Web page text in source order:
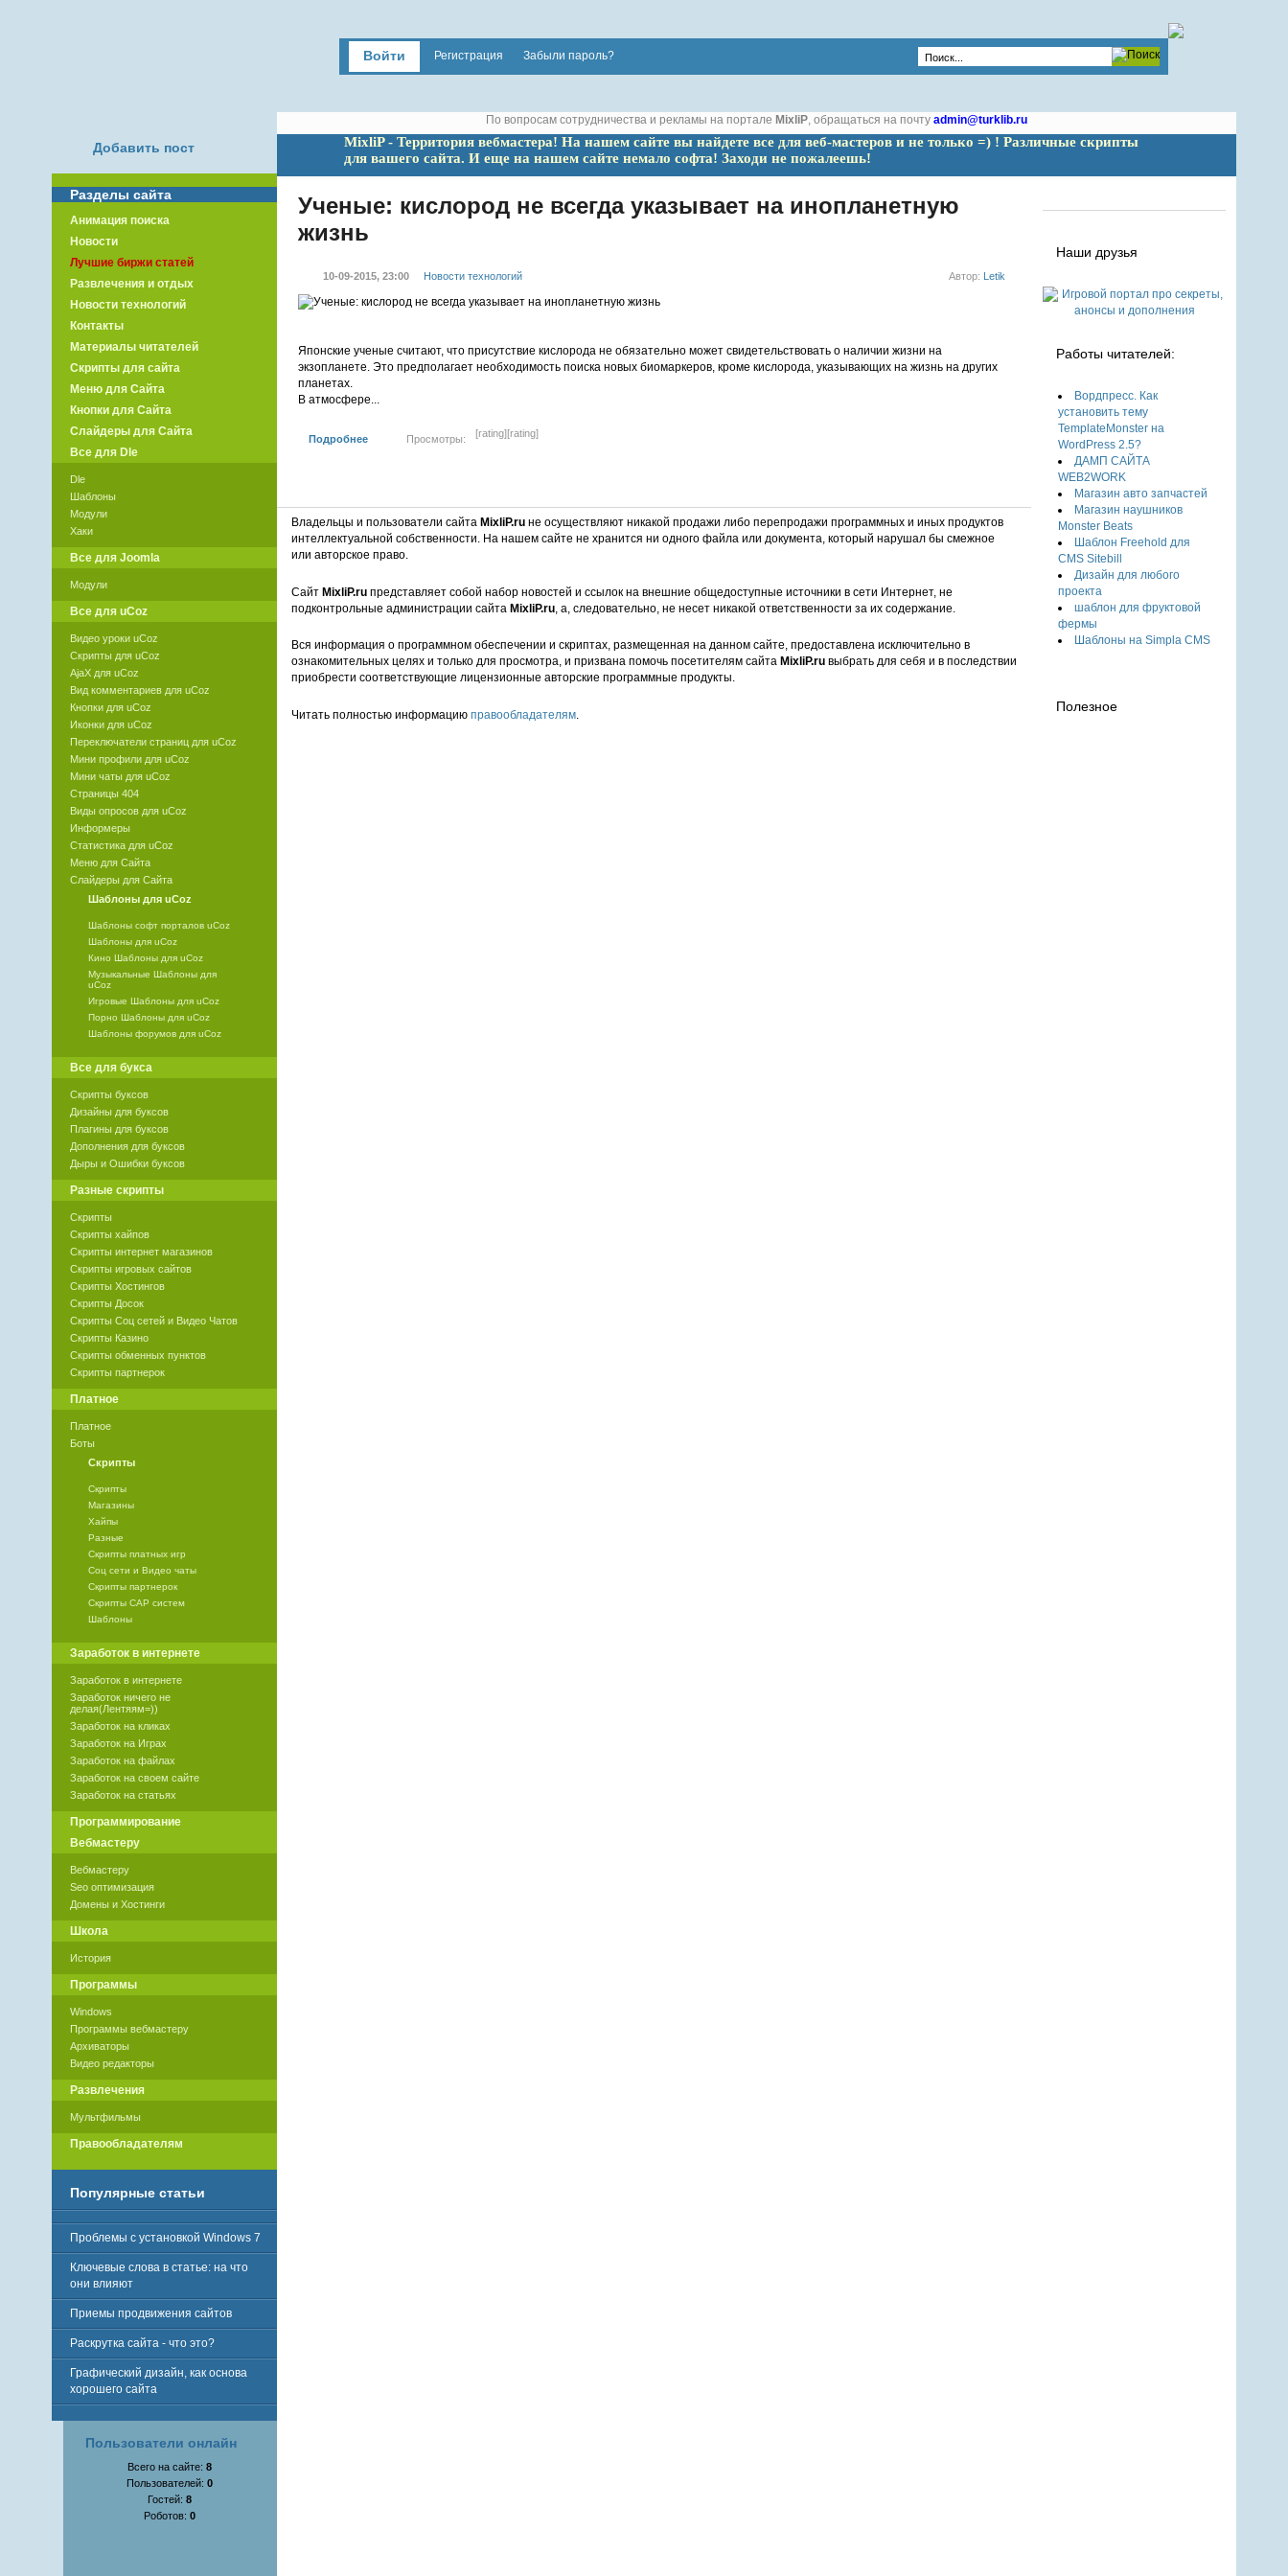
Войти Регистрация Забыли пароль?
По вопросам сотрудничества и рекламы на портале MixliP, обращаться на почту admin@turklib.ru
MixliP - Территория вебмастера! На нашем сайте вы найдете все для веб-мастеров и не только =) ! Различные скрипты
для вашего сайта. И еще на нашем сайте немало софта! Заходи не пожалеешь!
Ученые: кислород не всегда указывает на инопланетную
жизнь
Автор: Letik
10-09-2015, 23:00 Новости технологий
Японские ученые считают, что присутствие кислорода не обязательно может свидетельствовать о наличии жизни на
экзопланете. Это предполагает необходимость поиска новых биомаркеров, кроме кислорода, указывающих на жизнь на других
планетах.
В атмосфере...
[rating] [rating]
Подробнее Просмотры:
Владельцы и пользователи сайта MixliP.ruне осуществляют никакой продажи либо перепродажи программных и иных продуктов
интеллектуальной собственности. На нашем сайте не хранится ни одного файла или документа, который нарушал бы смежное
или авторское право.
Сайт MixliP.ruпредставляет собой набор новостей и ссылок на внешние общедоступные источники в сети Интернет, не
подконтрольные администрации сайта MixliP.ru, а, следовательно, не несет никакой ответственности за их содержание.
Вся информация о программном обеспечении и скриптах, размещенная на данном сайте, предоставлена исключительно в
ознакомительных целях и только для просмотра, и призвана помочь посетителям сайта MixliP.ruвыбрать для себя и в последствии
приобрести соответствующие лицензионные авторские программные продукты.
Читать полностью информацию правообладателям.
Наши друзья
Работы читателей:
Вордпресс. Как
установить тему
TemplateMonster на
WordPress 2.5?
ДАМП САЙТА
WEB2WORK
Магазин авто запчастей
Магазин наушников
Monster Beats
Шаблон Freehold для
CMS Sitebill
Дизайн для любого
проекта
шаблон для фруктовой
фермы
Шаблоны на Simpla CMS
Полезное
Добавить пост
Разделы сайта
Анимация поиска
Новости
Лучшие биржи статей
Развлечения и отдых
Новости технологий
Контакты
Материалы читателей
Скрипты для сайта
Меню для Сайта
Кнопки для Сайта
Слайдеры для Сайта
Все для Dle
Dle
Шаблоны
Модули
Хаки
Все для Joomla
Модули
Все для uCoz
Видео уроки uCoz
Скрипты для uCoz
AjaX для uCoz
Вид комментариев для uCoz
Кнопки для uCoz
Иконки для uCoz
Переключатели страниц для uCoz
Мини профили для uCoz
Мини чаты для uCoz
Страницы 404
Виды опросов для uCoz
Информеры
Статистика для uCoz
Меню для Сайта
Слайдеры для Сайта
Шаблоны для uCoz
Шаблоны софт порталов uCoz
Шаблоны для uCoz
Кино Шаблоны для uCoz
Музыкальные Шаблоны для
uCoz
Игровые Шаблоны для uCoz
Порно Шаблоны для uCoz
Шаблоны форумов для uCoz
Все для букса
Скрипты буксов
Дизайны для буксов
Плагины для буксов
Дополнения для буксов
Дыры и Ошибки буксов
Разные скрипты
Скрипты
Скрипты хайпов
Скрипты интернет магазинов
Скрипты игровых сайтов
Скрипты Хостингов
Скрипты Досок
Скрипты Соц сетей и Видео Чатов
Скрипты Казино
Скрипты обменных пунктов
Скрипты партнерок
Платное
Платное
Боты
Скрипты
Скрипты
Магазины
Хайпы
Разные
Скрипты платных игр
Соц сети и Видео чаты
Скрипты партнерок
Скрипты САР систем
Шаблоны
Заработок в интернете
Заработок в интернете
Заработок ничего не
делая(Лентяям=))
Заработок на кликах
Заработок на Играх
Заработок на файлах
Заработок на своем сайте
Заработок на статьях
Программирование
Вебмастеру
Вебмастеру
Seo оптимизация
Домены и Хостинги
Школа
История
Программы
Windows
Программы вебмастеру
Архиваторы
Видео редакторы
Развлечения
Мультфильмы
Правообладателям
Популярные статьи
Проблемы с установкой Windows 7
Ключевые слова в статье: на что
они влияют
Приемы продвижения сайтов
Раскрутка сайта - что это?
Графический дизайн, как основа
хорошего сайта
Пользователи онлайн
Всего на сайте:8
Пользователей:0
Гостей:8
Роботов:0